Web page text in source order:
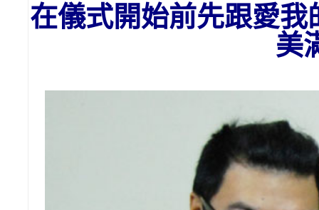
在儀式開始前先跟愛
美